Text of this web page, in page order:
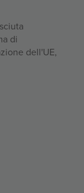
di
dell'UE,